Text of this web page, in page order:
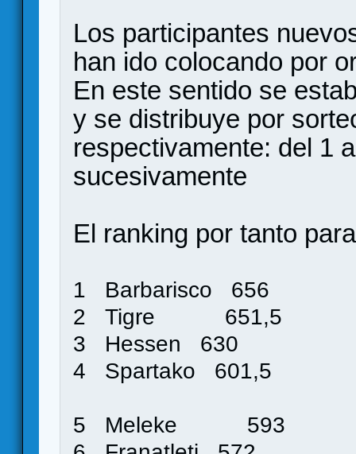
Los participantes
han ido colocando por
En este sentido se
y se distribuye por
respectivamente: del 1
sucesivamente
El ranking por tanto
1 Barbarisco 656
2 Tigre
3 Hessen 630
4 Spartako 601,5
5 Meleke 593